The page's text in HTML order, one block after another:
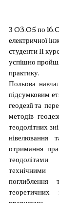
З 03.05 по
електричної
студенти ІІ
успішно
практику.
Польова
підсумковим
геодезії та
методів
теодолітних
нівелювання
отримання
технічними